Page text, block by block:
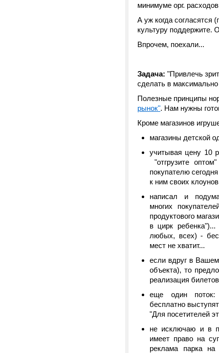
минимуме орг.
А уж когда согласятся
культуру
Впрочем, поехали...
Задача: "Привлечь
сделать в
Полезные принципы
рынок". Нам нужны
Кроме магазинов
магазины детской
учитывая цену 10
"отгрузите
покупателю
к ним своих
написал и
многих
продуктового
в цирк
любых, всех) -
мест не хватит...
если вдруг в Вашем
объекта), то
реализация
еще один
бесплатно
"Для посетителей
не исключаю и в
имеет право на
реклама парка на